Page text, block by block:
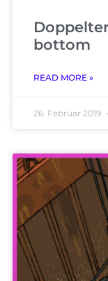
bottom
READ MORE »
26. Februar 2019